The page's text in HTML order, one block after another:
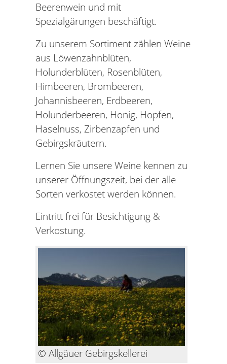
Beerenwein und mit
Spezialgärungen beschäftigt.
Zu unserem Sortiment zählen Weine
aus Löwenzahnblüten,
Holunderblüten, Rosenblüten,
Himbeeren, Brombeeren,
Johannisbeeren, Erdbeeren,
Holunderbeeren, Honig, Hopfen,
Haselnuss, Zirbenzapfen und
Gebirgskräutern.
Lernen Sie unsere Weine kennen zu
unserer Öffnungszeit, bei der alle
Sorten verkostet werden können.
Eintritt frei für Besichtigung &
Verkostung.
© Allgäuer Gebirgskellerei